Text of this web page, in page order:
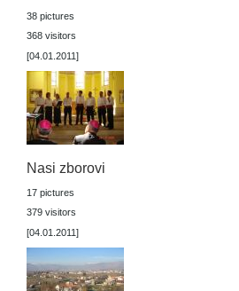
38 pictures
368 visitors
[04.01.2011]
Nasi zborovi
17 pictures
379 visitors
[04.01.2011]